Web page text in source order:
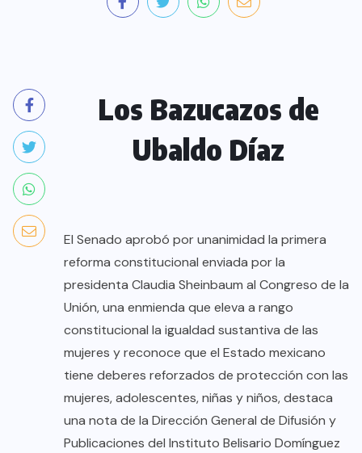
Los Bazucazos de
Ubaldo Díaz
El Senado aprobó por unanimidad la primera
reforma constitucional enviada por la
presidenta Claudia Sheinbaum al Congreso de la
Unión, una enmienda que eleva a rango
constitucional la igualdad sustantiva de las
mujeres y reconoce que el Estado mexicano
tiene deberes reforzados de protección con las
mujeres, adolescentes, niñas y niños, destaca
una nota de la Dirección General de Difusión y
Publicaciones del Instituto Belisario Domínguez